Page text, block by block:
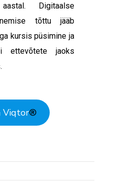
Digitaalse
tõttu jääb
kursis püsimine ja
ettevõtete jaoks
Viqtor®